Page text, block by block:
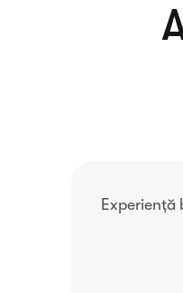
Experiență